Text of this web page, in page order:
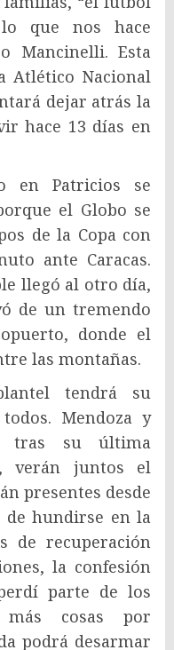
que nos hace
Mancinelli. Esta
Atlético Nacional
dejar atrás la
hace 13 días en
en Patricios se
el Globo se
de la Copa con
ante Caracas.
llegó al otro día,
de un tremendo
donde el
las montañas.
tendrá su
Mendoza y
tras su última
verán juntos el
presentes desde
de hundirse en la
de recuperación
la confesión
parte de los
cosas por
podrá desarmar